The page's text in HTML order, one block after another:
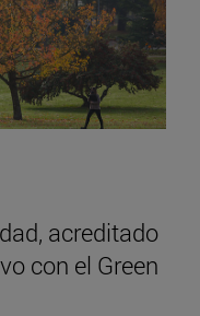
acreditado
con el Green